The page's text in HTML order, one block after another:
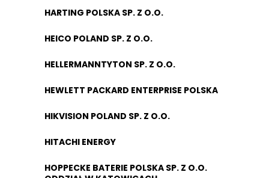
HARTING POLSKA SP. Z O.O.
HEICO POLAND SP. Z O.O.
HELLERMANNTYTON SP. Z O.O.
HEWLETT PACKARD ENTERPRISE POLSKA
HIKVISION POLAND SP. Z O.O.
HITACHI ENERGY
HOPPECKE BATERIE POLSKA SP. Z O.O.